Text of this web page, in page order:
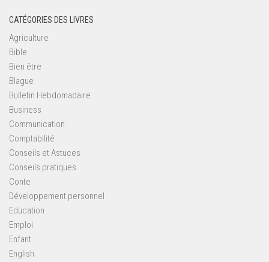
CATÉGORIES DES LIVRES
Agriculture
Bible
Bien être
Blague
Bulletin Hebdomadaire
Business
Communication
Comptabilité
Conseils et Astuces
Conseils pratiques
Conte
Développement personnel
Education
Emploi
Enfant
English